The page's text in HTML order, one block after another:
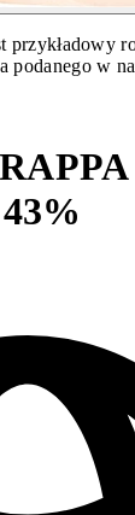
przykładowy
podanego w